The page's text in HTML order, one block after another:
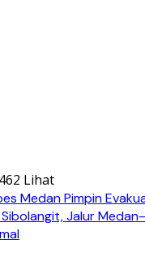
462 Lihat
Medan Pimpin
Jalur